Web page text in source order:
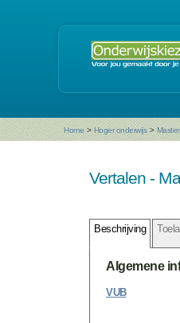
Home > Hoger onderwijs >
Vertalen -
Beschrijving
Algemene
VUB